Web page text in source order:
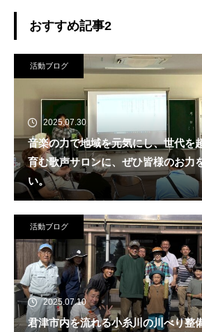
おすすめ記事2
活動ブログ
2025.07.30
音楽の力で地域を元気にし、世代を
育む歌声サロンに、ぜひ皆様のお力
い。
活動ブログ
2025.07.10
君津市内を流れる小糸川の川べり整